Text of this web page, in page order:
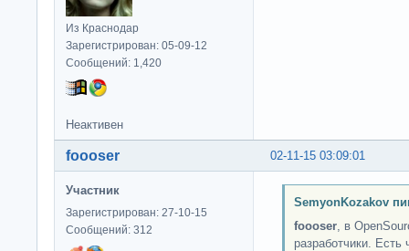
Из Краснодар
Зарегистрирован: 05-09-12
Сообщений: 1,420
Неактивен
02-11-15 03:09:01
foooser
Участник
Зарегистрирован: 27-10-15
Сообщений: 312
SemyonKozakov
foooser, в
разработчики. Есть